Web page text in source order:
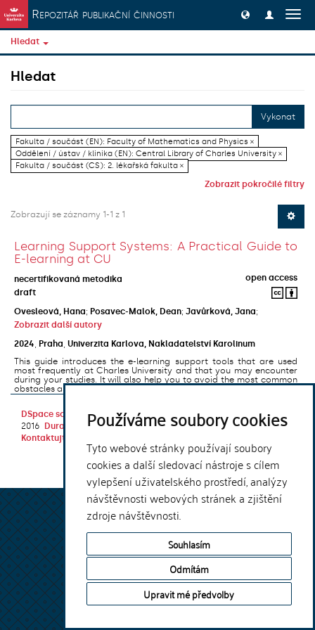
Používáme soubory cookies
Tyto webové stránky používají soubory
cookies a další sledovací nástroje s cílem
vylepšení uživatelského prostředí, analýzy
návštěvnosti webových stránek a zjištění
zdroje návštěvnosti.
Souhlasím
Odmítám
Upravit mé předvolby
Přeskočit na obsah
Repozitář publikační činnosti
Hledat
Hledat
Vykonat
Fakulta / součást (EN): Faculty of Mathematics and Physics ×
Oddělení / ústav / klinika (EN): Central Library of Charles University ×
Fakulta / součást (CS): 2. lékařská fakulta ×
Zobrazit pokročilé filtry
Zobrazují se záznamy 1-1 z 1
Learning Support Systems: A Practical Guide to
E-learning at CU
necertifikovaná metodika
open access
draft
Ovesleová, Hana; Posavec-Malok, Dean; Javůrková, Jana;
Zobrazit další autory
2024
Praha Univerzita Karlova, Nakladatelství Karolinum
This guide introduces the e-learning support tools that are used
most frequently at Charles University and that you may encounter
during your studies. It will also help you to avoid the most common
obstacles associated ...
DSpace softwarecopyright © 2002-
2016
DuraSpace
Kontaktujte nás